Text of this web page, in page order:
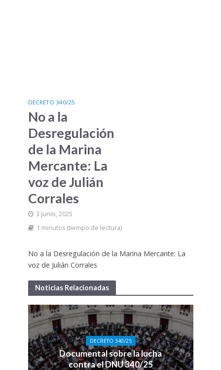
DECRETO 340/25
No a la
Desregulación
de la Marina
Mercante: La
voz de Julián
Corrales
3 junio, 2025
1 minutos (tiempo de lectura)
No a la Desregulación de la Marina Mercante: La
voz de Julián Corrales
Noticias Relacionadas
DECRETO 340/25
Documental sobre la lucha
contra el DNU 340/25